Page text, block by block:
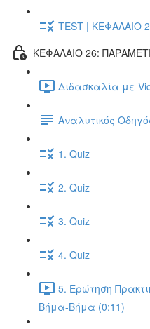
TEST | ΚΕΦΑΛΑΙΟ
ΚΕΦΑΛΑΙΟ 26:
Διδασκαλία με
Αναλυτικός
1. Quiz
2. Quiz
3. Quiz
4. Quiz
5. Ερώτηση
Βήμα-Βήμα (0:11)